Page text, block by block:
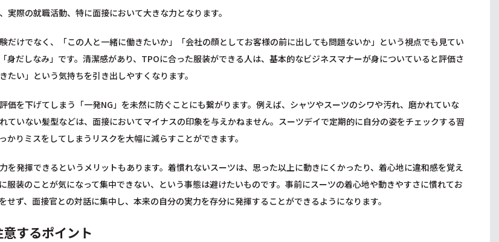
実際の就職活動、特に面接において大きな力となります。
だけでなく、「この人と一緒に働きたいか」「会社の顔としてお客様の前に出しても問題ないか」という視点でも見てい
身だしなみ」です。清潔感があり、TPOに合った服装ができる人は、基本的なビジネスマナーが身についていると評価さ
たい」という気持ちを引き出しやすくなります。
価を下げてしまう「一発NG」を未然に防ぐことにも繋がります。例えば、シャツやスーツのシワや汚れ、磨かれていな
ていない髪型などは、面接においてマイナスの印象を与えかねません。スーツデイで定期的に自分の姿をチェックする習
かりミスをしてしまうリスクを大幅に減らすことができます。
を発揮できるというメリットもあります。着慣れないスーツは、思った以上に動きにくかったり、着心地に違和感を覚え
服装のことが気になって集中できない、という事態は避けたいものです。事前にスーツの着心地や動きやすさに慣れてお
せず、面接官との対話に集中し、本来の自分の実力を存分に発揮することができるようになります。
するポイント